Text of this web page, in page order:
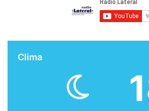
Clima